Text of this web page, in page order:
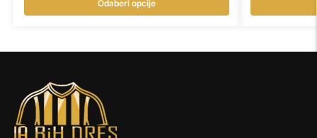
Odaberi opcije